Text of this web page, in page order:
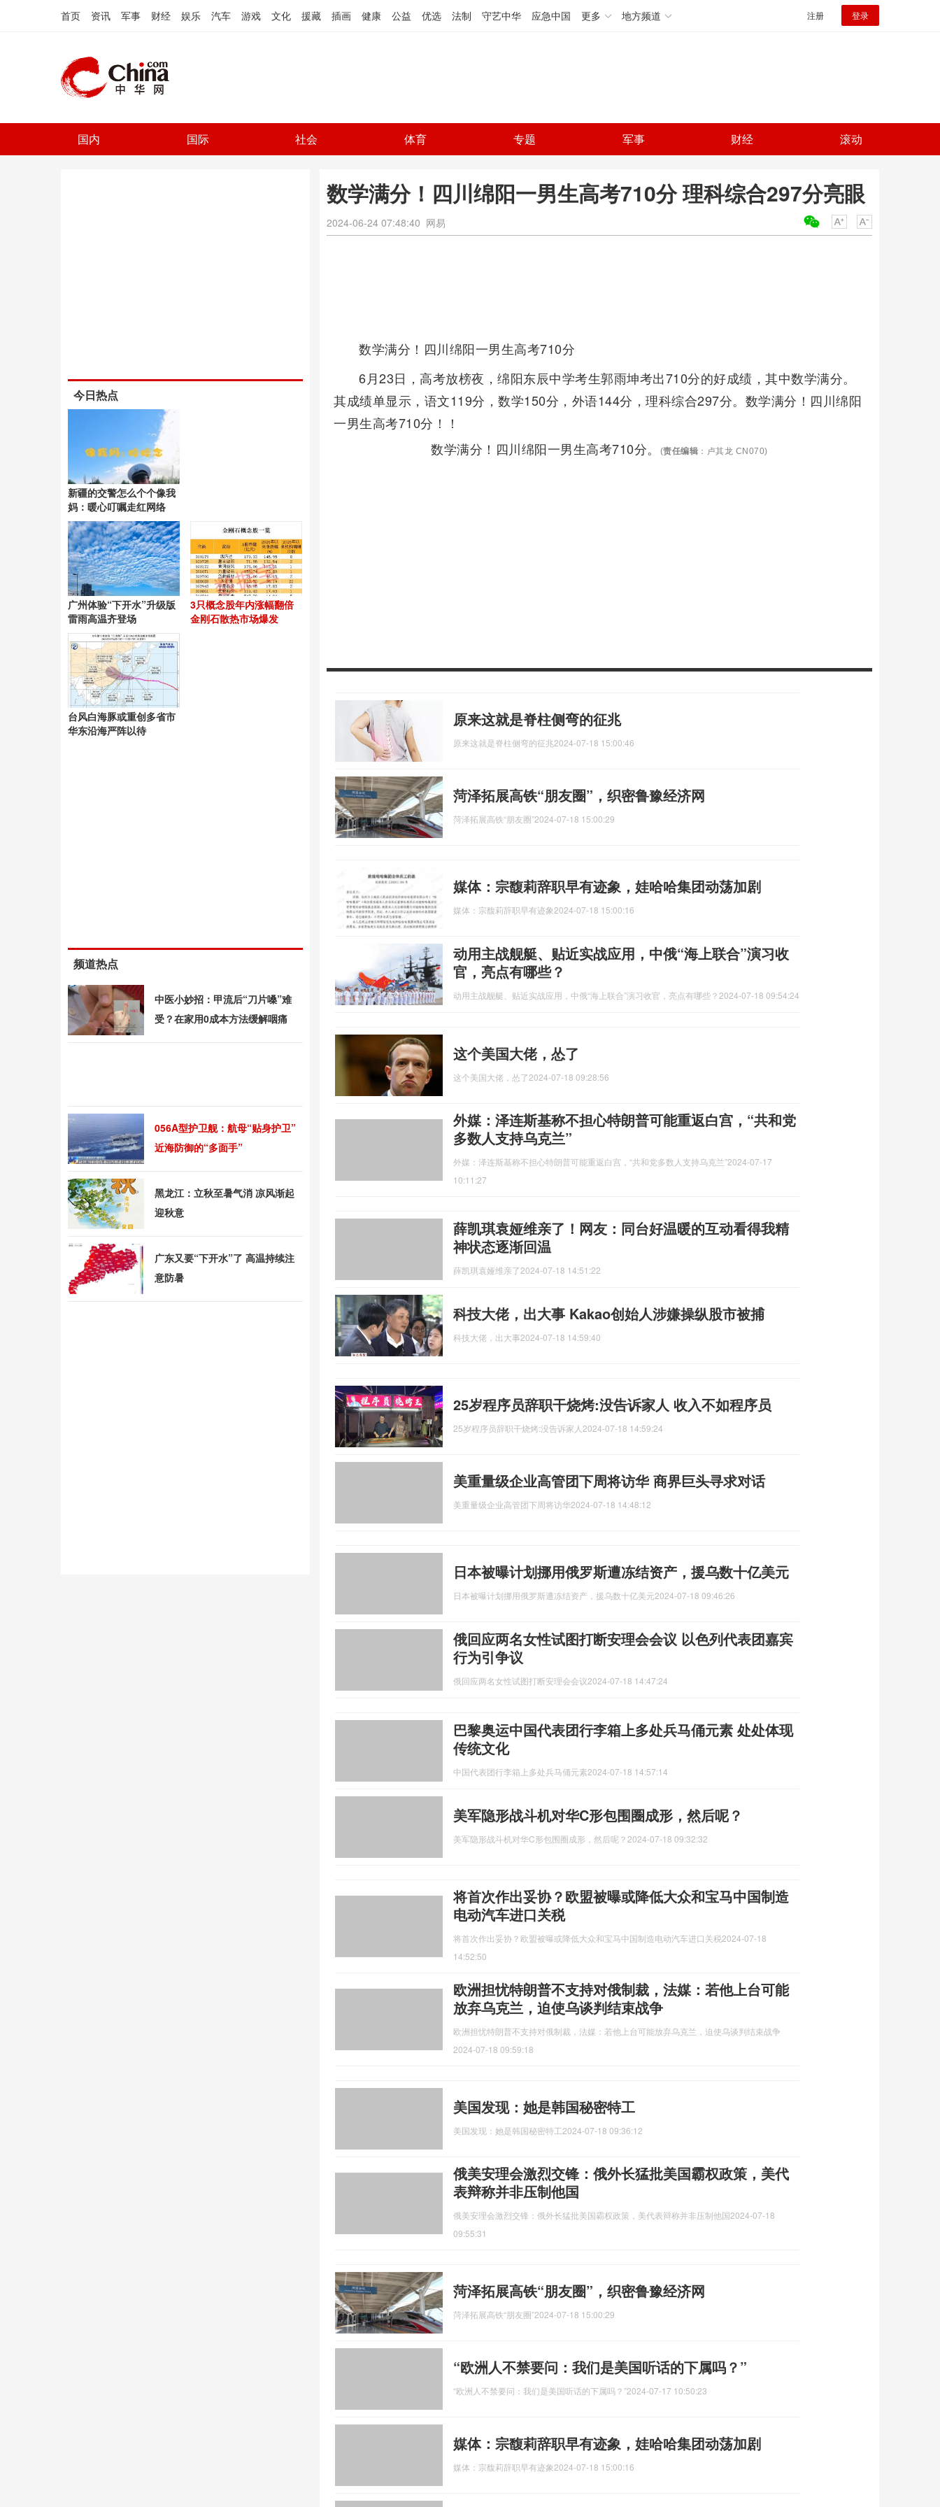
首页 资讯 军事 财经 娱乐 汽车 游戏 文化 援藏 插画 健康 公益 优选 法制 守艺中华 应急中国 更多 地方频道 注册 登录
国内 国际 社会 体育 专题 军事 财经 滚动
数学满分！四川绵阳一男生高考710分 理科综合297分亮眼
2024-06-24 07:48:40 网易
数学满分！四川绵阳一男生高考710分
6月23日，高考放榜夜，绵阳东辰中学考生郭雨坤考出710分的好成绩，其中数学满分。
其成绩单显示，语文119分，数学150分，外语144分，理科综合297分。数学满分！四川绵阳
一男生高考710分！！
数学满分！四川绵阳一男生高考710分。
(责任编辑 ：卢其龙 CN070)
原来这就是脊柱侧弯的征兆
原来这就是脊柱侧弯的征兆2024-07-18 15:00:46
菏泽拓展高铁“朋友圈”，织密鲁豫经济网
菏泽拓展高铁“朋友圈”2024-07-18 15:00:29
媒体：宗馥莉辞职早有迹象，娃哈哈集团动荡加剧
媒体：宗馥莉辞职早有迹象2024-07-18 15:00:16
动用主战舰艇、贴近实战应用，中俄“海上联合”演习收
官，亮点有哪些？
动用主战舰艇、贴近实战应用，中俄“海上联合”演习收官，亮点有哪些？ 2024-07-18 09:54:24
这个美国大佬，怂了
这个美国大佬，怂了2024-07-18 09:28:56
外媒：泽连斯基称不担心特朗普可能重返白宫，“共和党
多数人支持乌克兰”
外媒：泽连斯基称不担心特朗普可能重返白宫，“共和党多数人支持乌克兰”2024-07-17
10:11:27
薛凯琪袁娅维亲了！网友：同台好温暖的互动看得我精
神状态逐渐回温
薛凯琪袁娅维亲了2024-07-18 14:51:22
科技大佬，出大事 Kakao创始人涉嫌操纵股市被捕
科技大佬，出大事2024-07-18 14:59:40
25岁程序员辞职干烧烤:没告诉家人 收入不如程序员
25岁程序员辞职干烧烤:没告诉家人 2024-07-18 14:59:24
美重量级企业高管团下周将访华 商界巨头寻求对话
美重量级企业高管团下周将访华2024-07-18 14:48:12
日本被曝计划挪用俄罗斯遭冻结资产，援乌数十亿美元
日本被曝计划挪用俄罗斯遭冻结资产，援乌数十亿美元2024-07-18 09:46:26
俄回应两名女性试图打断安理会会议 以色列代表团嘉宾
行为引争议
俄回应两名女性试图打断安理会会议2024-07-18 14:47:24
巴黎奥运中国代表团行李箱上多处兵马俑元素 处处体现
传统文化
中国代表团行李箱上多处兵马俑元素2024-07-18 14:57:14
美军隐形战斗机对华C形包围圈成形，然后呢？
美军隐形战斗机对华C形包围圈成形，然后呢？ 2024-07-18 09:32:32
将首次作出妥协？欧盟被曝或降低大众和宝马中国制造
电动汽车进口关税
将首次作出妥协？欧盟被曝或降低大众和宝马中国制造电动汽车进口关税2024-07-18
14:52:50
欧洲担忧特朗普不支持对俄制裁，法媒：若他上台可能
放弃乌克兰，迫使乌谈判结束战争
欧洲担忧特朗普不支持对俄制裁，法媒：若他上台可能放弃乌克兰，迫使乌谈判结束战争
2024-07-18 09:59:18
美国发现：她是韩国秘密特工
美国发现：她是韩国秘密特工2024-07-18 09:36:12
俄美安理会激烈交锋：俄外长猛批美国霸权政策，美代
表辩称并非压制他国
俄美安理会激烈交锋：俄外长猛批美国霸权政策，美代表辩称并非压制他国2024-07-18
09:55:31
菏泽拓展高铁“朋友圈”，织密鲁豫经济网
菏泽拓展高铁“朋友圈”2024-07-18 15:00:29
“欧洲人不禁要问：我们是美国听话的下属吗？”
“欧洲人不禁要问：我们是美国听话的下属吗？”2024-07-17 10:50:23
媒体：宗馥莉辞职早有迹象，娃哈哈集团动荡加剧
媒体：宗馥莉辞职早有迹象2024-07-18 15:00:16
今日热点
新疆的交警怎么个个像我
妈：暖心叮嘱走红网络
广州体验“下开水”升级版
雷雨高温齐登场
3只概念股年内涨幅翻倍
金刚石散热市场爆发
台风白海豚或重创多省市
华东沿海严阵以待
频道热点
中医小妙招：甲流后“刀片嗓”难
受？在家用0成本方法缓解咽痛
056A型护卫舰：航母“贴身护卫”
近海防御的“多面手”
黑龙江：立秋至暑气消 凉风渐起
迎秋意
广东又要“下开水”了 高温持续注
意防暑